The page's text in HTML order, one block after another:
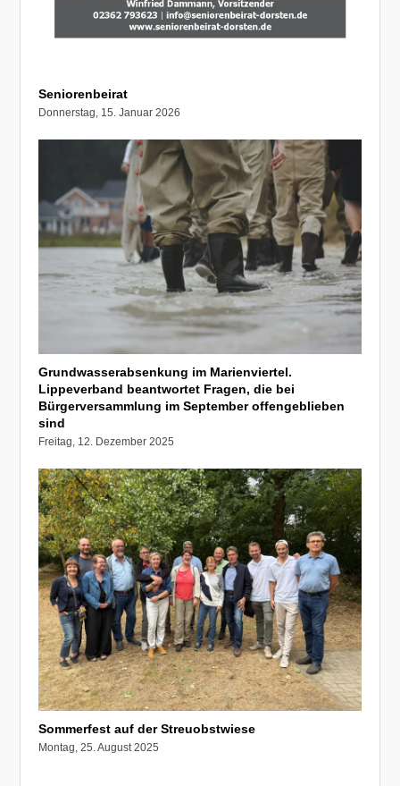
Seniorenbeirat
Donnerstag, 15. Januar 2026
Grundwasserabsenkung im Marienviertel.
Lippeverband beantwortet Fragen, die bei
Bürgerversammlung im September offengeblieben
sind
Freitag, 12. Dezember 2025
Sommerfest auf der Streuobstwiese
Montag, 25. August 2025